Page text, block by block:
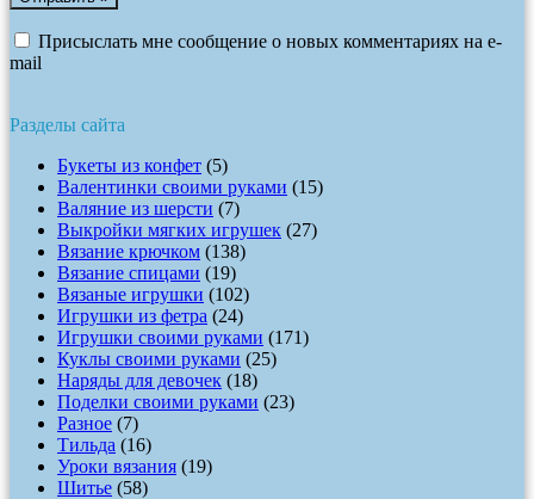
Присыслать мне сообщение о новых комментариях на e-
mail
Разделы сайта
Букеты из конфет (5)
Валентинки своими руками (15)
Валяние из шерсти (7)
Выкройки мягких игрушек (27)
Вязание крючком (138)
Вязание спицами (19)
Вязаные игрушки (102)
Игрушки из фетра (24)
Игрушки своими руками (171)
Куклы своими руками (25)
Наряды для девочек (18)
Поделки своими руками (23)
Разное (7)
Тильда (16)
Уроки вязания (19)
Шитье (58)